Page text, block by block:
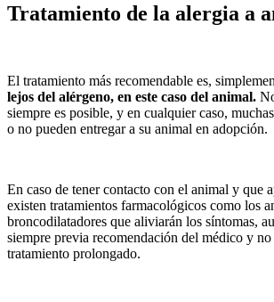
Tratamiento de la alergia a
El tratamiento más recomendable es,
lejos del alérgeno, en este caso del animal.
siempre es posible, y en cualquier caso,
o no pueden entregar a su animal en adopción.
En caso de tener contacto con el animal y que
existen tratamientos farmacológicos como los
broncodilatadores que aliviarán los síntomas,
siempre previa recomendación del médico y
tratamiento prolongado.